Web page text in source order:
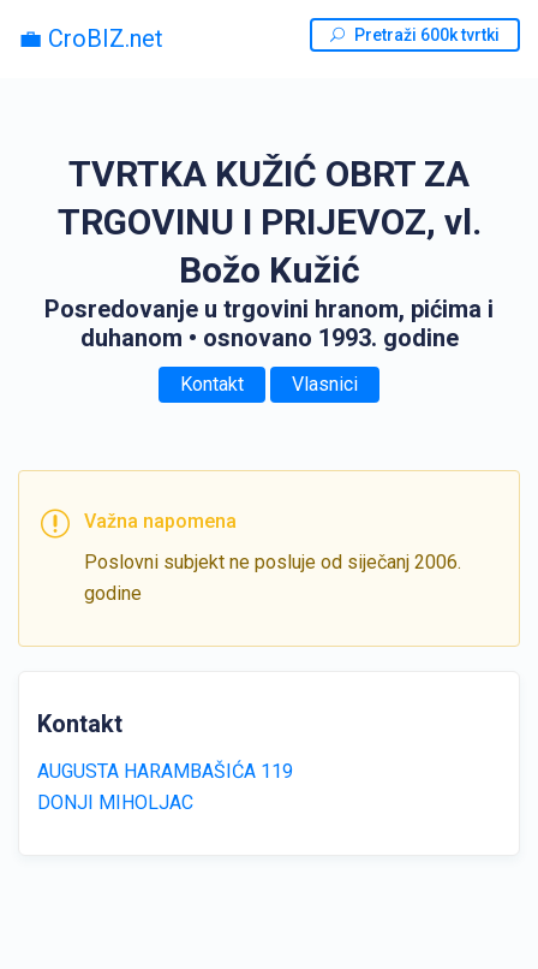
💼 CroBIZ.net Pretraži 600k tvrtki
TVRTKA KUŽIĆ OBRT ZA
TRGOVINU I PRIJEVOZ, vl.
Božo Kužić
Posredovanje u trgovini hranom, pićima i
duhanom • osnovano 1993. godine
Kontakt Vlasnici
Važna napomena
Poslovni subjekt ne posluje od siječanj 2006.
godine
Kontakt
AUGUSTA HARAMBAŠIĆA 119
DONJI MIHOLJAC